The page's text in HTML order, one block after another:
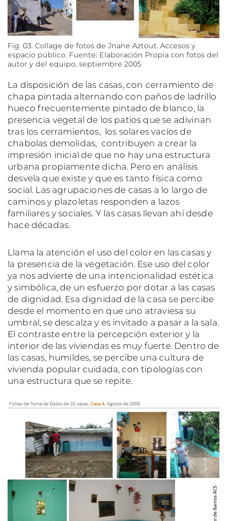
Fig. 03. Collage de fotos de Jnane Aztout. Accesos y
espacio público. Fuente: Elaboración Propia con fotos del
autor y del equipo, septiembre 2005
La disposición de las casas, con cerramiento de
chapa pintada alternando con paños de ladrillo
hueco frecuentemente pintado de blanco, la
presencia vegetal de los patios que se adivinan
tras los cerramientos, los solares vacíos de
chabolas demolidas, contribuyen a crear la
impresión inicial de que no hay una estructura
urbana propiamente dicha. Pero en análisis
desvela que existe y que es tanto física como
social. Las agrupaciones de casas a lo largo de
caminos y plazoletas responden a lazos
familiares y sociales. Y las casas llevan ahí desde
hace décadas.
Llama la atención el uso del color en las casas y
la presencia de la vegetación. Ese uso del color
ya nos advierte de una intencionalidad estética
y simbólica, de un esfuerzo por dotar a las casas
de dignidad. Esa dignidad de la casa se percibe
desde el momento en que uno atraviesa su
umbral, se descalza y es invitado a pasar a la sala.
El contraste entre la percepción exterior y la
interior de las viviendas es muy fuerte. Dentro de
las casas, humildes, se percibe una cultura de
vivienda popular cuidada, con tipologías con
una estructura que se repite.